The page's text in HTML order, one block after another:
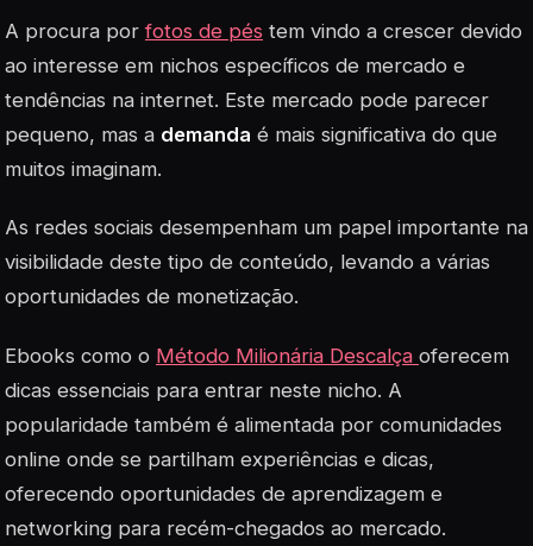
A procura porfotos de pés tem vindo a crescer devido
ao interesse em nichos específicos de mercado e
tendências na internet. Este mercado pode parecer
pequeno, mas a demanda é mais significativa do que
muitos imaginam.
As redes sociais desempenham um papel importante na
visibilidade deste tipo de conteúdo, levando a várias
oportunidades de monetização.
Ebooks como o Método Milionária Descalça oferecem
dicas essenciais para entrar neste nicho. A
popularidade também é alimentada por comunidades
online onde se partilham experiências e dicas,
oferecendo oportunidades de aprendizagem e
networking para recém-chegados ao mercado.